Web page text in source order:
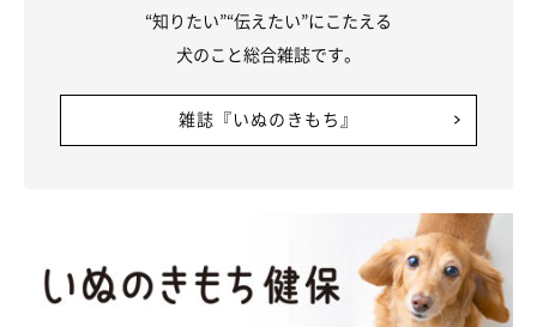
“知りたい”“伝えたい”にこたえる
犬のこと総合雑誌です。
雑誌『いぬのきもち』